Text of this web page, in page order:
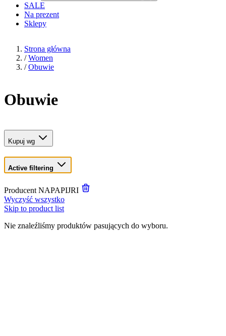
SALE
Na prezent
Sklepy
Strona główna
/ Women
/ Obuwie
Obuwie
Kupuj wg
Active filtering
Producent NAPAPIJRI
Wyczyść wszystko
Skip to product list
Nie znaleźliśmy produktów pasujących do wyboru.